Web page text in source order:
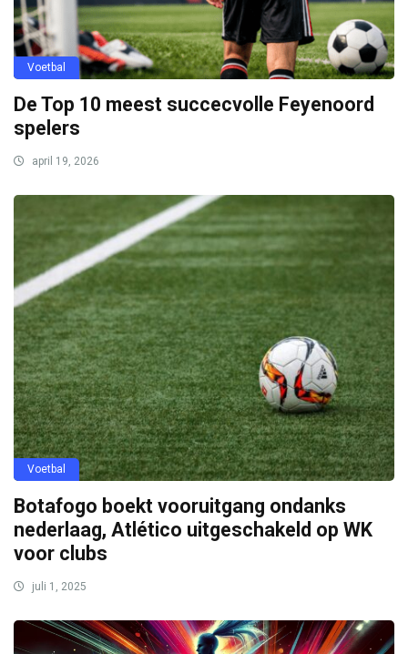
Voetbal
De Top 10 meest succecvolle Feyenoord
spelers
april 19, 2026
Voetbal
Botafogo boekt vooruitgang ondanks
nederlaag, Atlético uitgeschakeld op WK
voor clubs
juli 1, 2025